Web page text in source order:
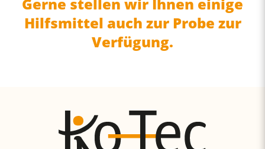
Hilfsmittel auch zur Probe zur
Verfügung.